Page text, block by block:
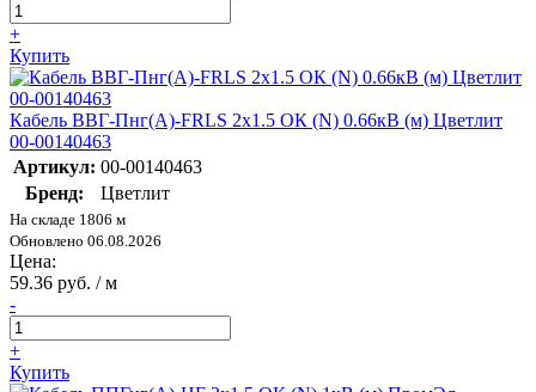
+
Купить
Кабель ВВГ-Пнг(А)-FRLS 2х1.5 ОК (N) 0.66кВ (м) Цветлит
00-00140463
Артикул: 00-00140463
Бренд:
Цветлит
На складе 1806 м
Обновлено 06.08.2026
Цена:
59.36 руб. / м
-
+
Купить